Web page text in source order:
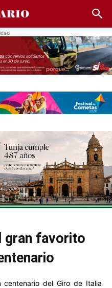
gran favorito
centenario del Giro de Italia